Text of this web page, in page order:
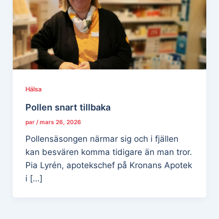
Hälsa
Pollen snart tillbaka
par /mars 26, 2026
Pollensäsongen närmar sig och i fjällen
kan besvären komma tidigare än man tror.
Pia Lyrén, apotekschef på Kronans Apotek
i […]